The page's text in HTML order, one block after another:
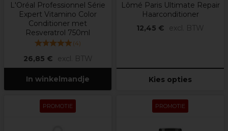
L'Oréal Professionnel Série
Expert Vitamino Color
Conditioner met
Resveratrol 750ml
(4)
26,85 € excl. BTW
In winkelmandje
Lômé Paris Ultimate Repair
Haarconditioner
12,45 €
excl. BTW
Kies opties
PROMOTIE PROMOTIE